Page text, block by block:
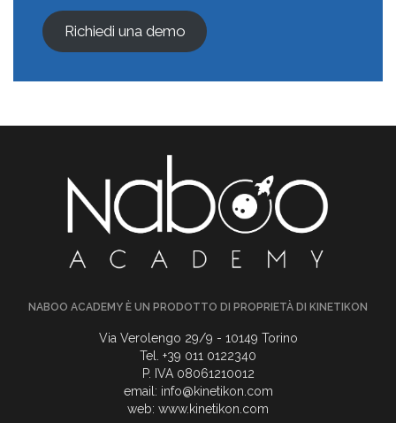
Richiedi una demo
NABOO ACADEMY È UN PRODOTTO DI PROPRIETÀ DI KINETIKON
Via Verolengo 29/9 - 10149 Torino
Tel. +39 011 0122340
P. IVA 08061210012
email: info@kinetikon.com
web: www.kinetikon.com